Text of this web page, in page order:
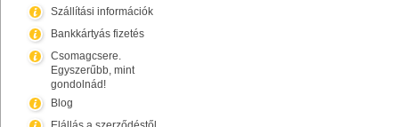
Szállítási információk
Bankkártyás fizetés
Csomagcsere.
Egyszerűbb, mint
gondolnád!
Blog